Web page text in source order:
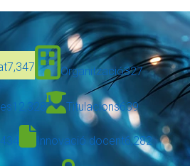
7,347 Organització327
12,328 Titulacions639
Innovació docent6,282